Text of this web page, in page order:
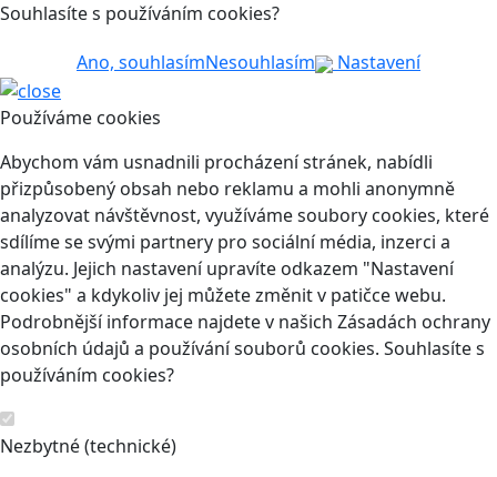
Souhlasíte s používáním cookies?
Ano, souhlasímNesouhlasím Nastavení
Používáme cookies
Abychom vám usnadnili procházení stránek, nabídli
přizpůsobený obsah nebo reklamu a mohli anonymně
analyzovat návštěvnost, využíváme soubory cookies, které
sdílíme se svými partnery pro sociální média, inzerci a
analýzu. Jejich nastavení upravíte odkazem "Nastavení
cookies" a kdykoliv jej můžete změnit v patičce webu.
Podrobnější informace najdete v našich Zásadách ochrany
osobních údajů a používání souborů cookies. Souhlasíte s
používáním cookies?
Nezbytné (technické)